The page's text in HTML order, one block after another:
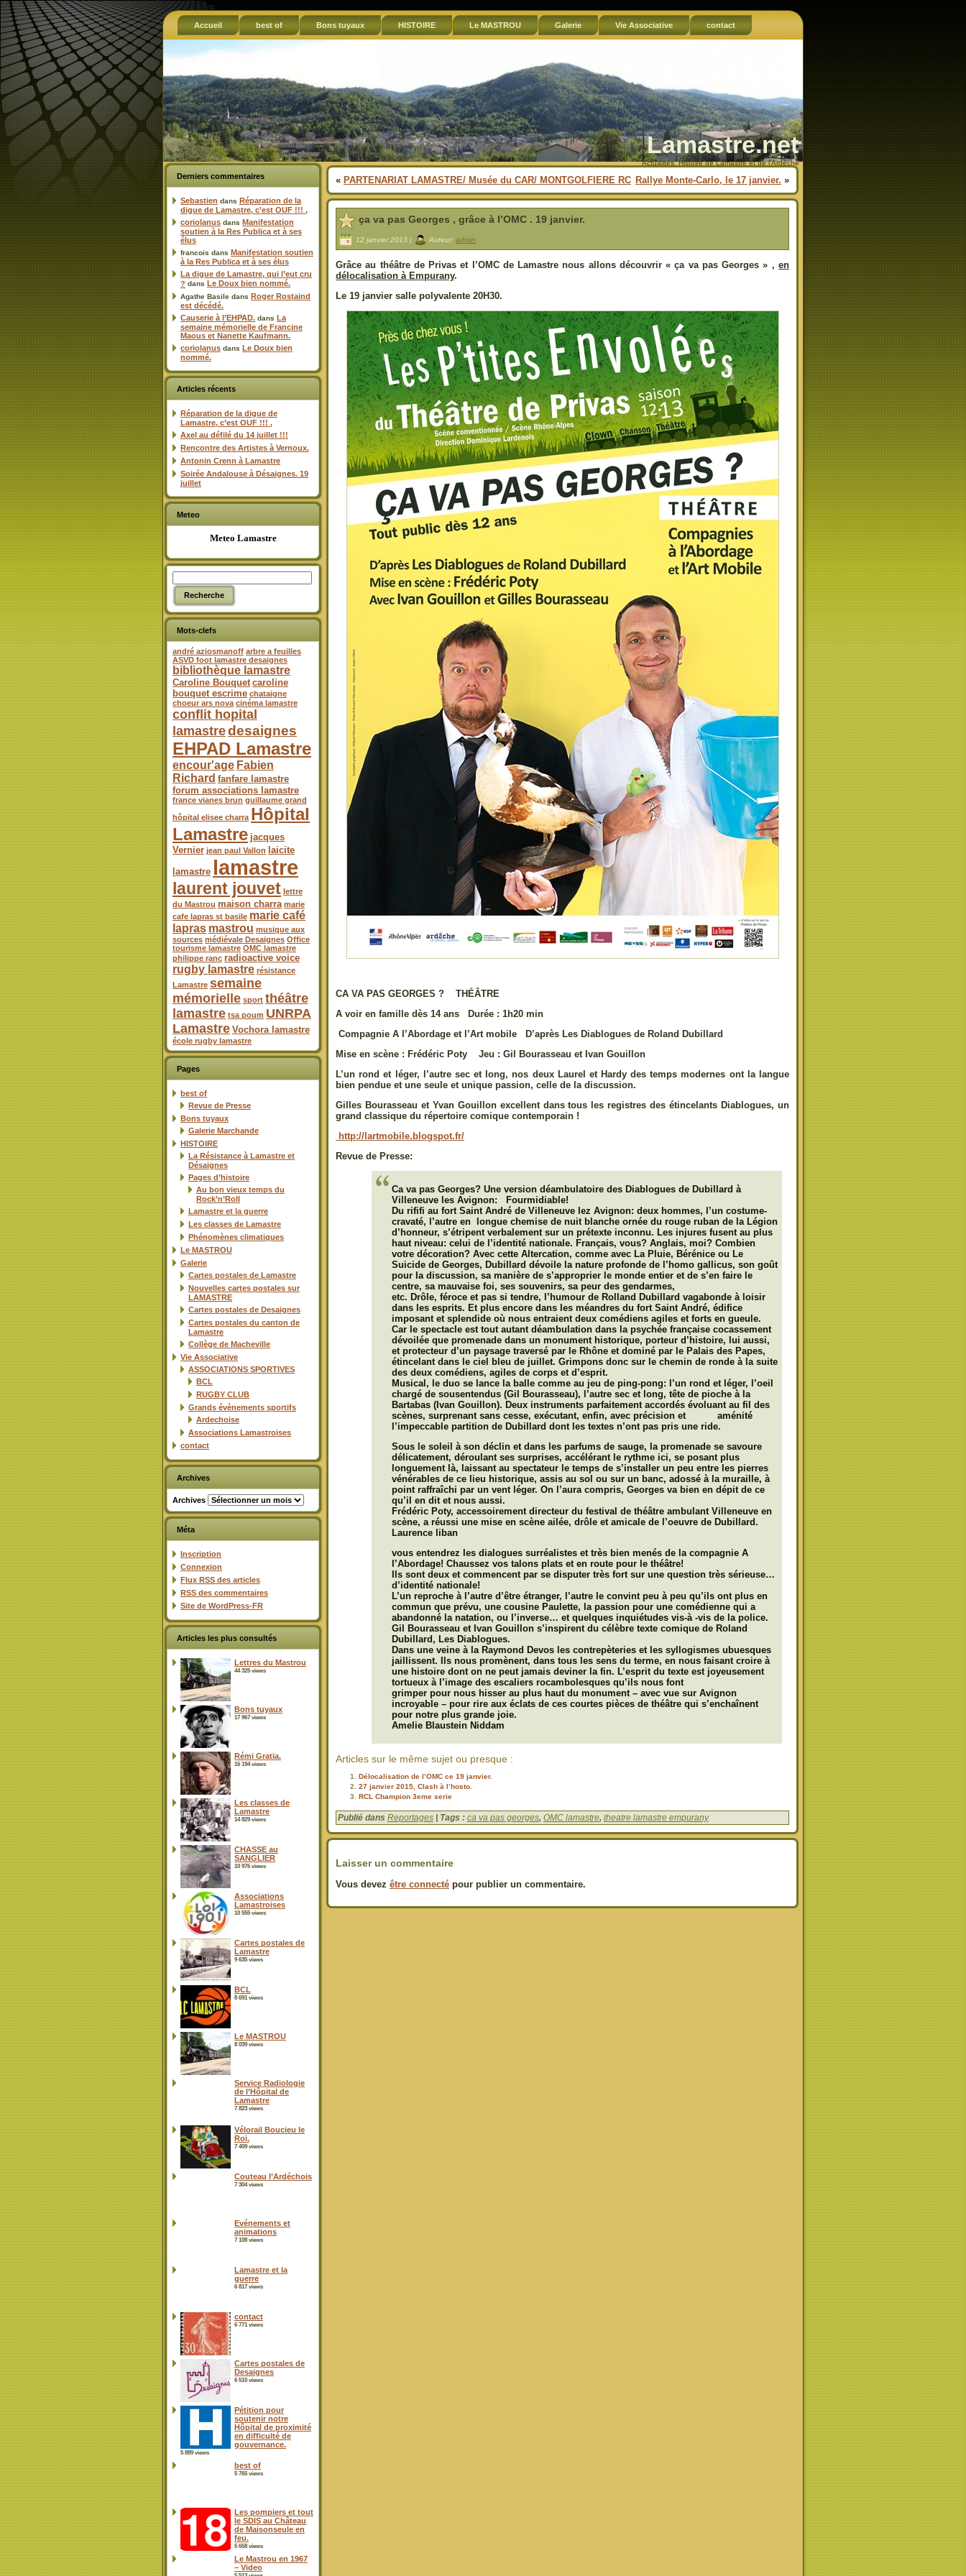
Accueil best of Bons tuyaux HISTOIRE Le MASTROU Galerie Vie Associative contact
Lamastre.net
Actualités, Histoire de Lamastre et de l'Ardèche
Derniers commentaires
Sebastien dans Réparation de la
digue de Lamastre, c’est OUF !!! ,
coriolanus dans Manifestation
soutien à la Res Publica et à ses
élus
francois dans Manifestation soutien
à la Res Publica et à ses élus
La digue de Lamastre, qui l’eut cru
? dans Le Doux bien nommé.
Agathe Basile dans Roger Rostaind
est décédé.
Causerie à l’EHPAD. dans La
semaine mémorielle de Francine
Maous et Nanette Kaufmann.
coriolanus dans Le Doux bien
nommé.
Articles récents
Réparation de la digue de
Lamastre, c’est OUF !!! ,
Axel au défilé du 14 juillet !!!
Rencontre des Artistes à Vernoux.
Antonin Crenn à Lamastre
Soirée Andalouse à Désaignes. 19
juillet
Meteo
Meteo Lamastre
Mots-clefs
andré aziosmanoff arbre a feuilles
ASVD foot lamastre desaignes
bibliothèque lamastre
Caroline Bouquet caroline
bouquet escrime chataigne
choeur ars nova cinéma lamastre
conflit hopital
lamastredesaignes
EHPAD Lamastre
encour'age Fabien
Richard fanfare lamastre
forum associations lamastre
france vianes brun guillaume grand
hôpital elisee charra Hôpital
Lamastre jacques
Vernier jean paul Vallon
laicite
lamastre lamastre
laurent jouvet lettre
du Mastrou maison charra marie
cafe lapras st basile marie café
lapras mastrou musique aux
sources médiévale Desaignes Office
tourisme lamastre OMC lamastre
philippe ranc radioactive voice
rugby lamastre résistance
Lamastre semaine
mémorielle sport théâtre
lamastre tsa poum UNRPA
Lamastre Vochora lamastre
école rugby lamastre
Pages
best of
Revue de Presse
Bons tuyaux
Galerie Marchande
HISTOIRE
La Résistance à Lamastre et
Désaignes
Pages d’histoire
Au bon vieux temps du
Rock’n’Roll
Lamastre et la guerre
Les classes de Lamastre
Phénomènes climatiques
Le MASTROU
Galerie
Cartes postales de Lamastre
Nouvelles cartes postales sur
LAMASTRE
Cartes postales de Desaignes
Cartes postales du canton de
Lamastre
Collège de Macheville
Vie Associative
ASSOCIATIONS SPORTIVES
BCL
RUGBY CLUB
Grands évènements sportifs
Ardechoise
Associations Lamastroises
contact
Archives
Archives
Méta
Inscription
Connexion
Flux RSS des articles
RSS des commentaires
Site de WordPress-FR
Articles les plus consultés
Lettres du Mastrou
44 325 views
Bons tuyaux
17 967 views
Rémi Gratia.
16 194 views
Les classes de
Lamastre
14 829 views
CHASSE au
SANGLIER
10 976 views
Associations
Lamastroises
10 555 views
Cartes postales de
Lamastre
9 635 views
BCL
8 691 views
Le MASTROU
8 039 views
Service Radiologie
de l’Hôpital de
Lamastre
7 823 views
Vélorail Boucieu le
Roi.
7 409 views
Couteau l’Ardéchois
7 304 views
Evénements et
animations
7 108 views
Lamastre et la
guerre
6 817 views
contact
6 771 views
Cartes postales de
Desaignes
6 510 views
Pétition pour
soutenir notre
Hôpital de proximité
en difficulté de
gouvernance.
5 889 views
best of
5 765 views
Les pompiers et tout
le SDIS au Château
de Maisonseule en
feu.
5 658 views
Le Mastrou en 1967
– Video
« PARTENARIAT LAMASTRE/ Musée du CAR/ MONTGOLFIERE RC Rallye Monte-Carlo, le 17 janvier. »
ça va pas Georges , grâce à l’OMC . 19 janvier.
12 janvier 2013 | Auteur: admin
Grâce au théâtre de Privas et l’OMC de Lamastre nous allons découvrir « ça va pas Georges » , en
délocalisation à Empurany.
Le 19 janvier salle polyvalente 20H30.
CA VA PAS GEORGES ? THÉÂTRE
A voir en famille dès 14 ans Durée : 1h20 min
Compagnie A l’Abordage et l’Art mobile D’après Les Diablogues de Roland Dubillard
Mise en scène : Frédéric Poty Jeu : Gil Bourasseau et Ivan Gouillon
L’un rond et léger, l’autre sec et long, nos deux Laurel et Hardy des temps modernes ont la langue
bien pendue et une seule et unique passion, celle de la discussion.
Gilles Bourasseau et Yvan Gouillon excellent dans tous les registres des étincelants Diablogues, un
grand classique du répertoire comique contemporain !
http://lartmobile.blogspot.fr/
Revue de Presse:
Ca va pas Georges? Une version déambulatoire des Diablogues de Dubillard à
Villeneuve les Avignon: Fourmidiable!
Du rififi au fort Saint André de Villeneuve lez Avignon: deux hommes, l’un costume-
cravaté, l’autre en longue chemise de nuit blanche ornée du rouge ruban de la Légion
d’honneur, s’étripent verbalement sur un prétexte inconnu. Les injures fusent au plus
haut niveau: celui de l’identité nationale. Français, vous? Anglais, moi? Combien
votre décoration? Avec cette Altercation, comme avec La Pluie, Bérénice ou Le
Suicide de Georges, Dubillard dévoile la nature profonde de l’homo gallicus, son goût
pour la discussion, sa manière de s’approprier le monde entier et de s’en faire le
centre, sa mauvaise foi, ses souvenirs, sa peur des gendarmes,
etc. Drôle, féroce et pas si tendre, l’humour de Rolland Dubillard vagabonde à loisir
dans les esprits. Et plus encore dans les méandres du fort Saint André, édifice
imposant et splendide où nous entraient deux comédiens agiles et forts en gueule.
Car le spectacle est tout autant déambulation dans la psychée française cocassement
dévoilée que promenade dans un monument historique, porteur d’histoire, lui aussi,
et protecteur d’un paysage traversé par le Rhône et dominé par le Palais des Papes,
étincelant dans le ciel bleu de juillet. Grimpons donc sur le chemin de ronde à la suite
des deux comédiens, agiles de corps et d’esprit.
Musical, le duo se lance la balle comme au jeu de ping-pong: l’un rond et léger, l’oeil
chargé de sousentendus (Gil Bourasseau), l’autre sec et long, tête de pioche à la
Bartabas (Ivan Gouillon). Deux instruments parfaitement accordés évoluant au fil des
scènes, surprenant sans cesse, exécutant, enfin, avec précision et aménité
l’impeccable partition de Dubillard dont les textes n’ont pas pris une ride.
Sous le soleil à son déclin et dans les parfums de sauge, la promenade se savoure
délicatement, déroulant ses surprises, accélérant le rythme ici, se posant plus
longuement là, laissant au spectateur le temps de s’installer un peu entre les pierres
vénérables de ce lieu historique, assis au sol ou sur un banc, adossé à la muraille, à
point raffraîchi par un vent léger. On l’aura compris, Georges va bien en dépit de ce
qu’il en dit et nous aussi.
Frédéric Poty, accessoirement directeur du festival de théâtre ambulant Villeneuve en
scène, a réussi une mise en scène ailée, drôle et amicale de l’oeuvre de Dubillard.
Laurence liban
vous entendrez les dialogues surréalistes et très bien menés de la compagnie A
l’Abordage! Chaussez vos talons plats et en route pour le théâtre!
Ils sont deux et commencent par se disputer très fort sur une question très sérieuse…
d’identité nationale!
L’un reproche à l’autre d’être étranger, l’autre le convint peu à peu qu’ils ont plus en
commun que prévu, une cousine Paulette, la passion pour une comédienne qui a
abandonné la natation, ou l’inverse… et quelques inquiétudes vis-à -vis de la police.
Gil Bourasseau et Ivan Gouillon s’inspirent du célèbre texte comique de Roland
Dubillard, Les Diablogues.
Dans une veine à la Raymond Devos les contrepèteries et les syllogismes ubuesques
jaillissent. Ils nous promènent, dans tous les sens du terme, en nous faisant croire à
une histoire dont on ne peut jamais deviner la fin. L’esprit du texte est joyeusement
tortueux à l’image des escaliers rocambolesques qu’ils nous font
grimper pour nous hisser au plus haut du monument – avec vue sur Avignon
incroyable – pour rire aux éclats de ces courtes pièces de théâtre qui s’enchaînent
pour notre plus grande joie.
Amelie Blaustein Niddam
Articles sur le même sujet ou presque :
Délocalisation de l’OMC ce 19 janvier.
27 janvier 2015, Clash à l’hosto.
RCL Champion 3eme serie
Publié dans Reportages | Tags : ca va pas georges, OMC lamastre, theatre lamastre empurany
Laisser un commentaire
Vous devez être connecté pour publier un commentaire.